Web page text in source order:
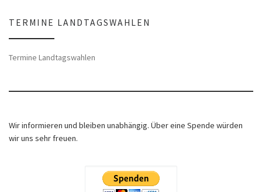
TERMINE LANDTAGSWAHLEN
Termine Landtagswahlen
Wir informieren und bleiben unabhängig. Über eine Spende würden
wir uns sehr freuen.